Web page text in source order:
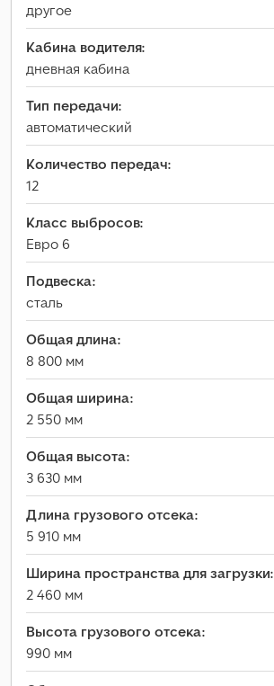
другое
Кабина водителя:
дневная кабина
Тип передачи:
автоматический
Количество передач:
12
Класс выбросов:
Евро 6
Подвеска:
сталь
Общая длина:
8 800 мм
Общая ширина:
2 550 мм
Общая высота:
3 630 мм
Длина грузового отсека:
5 910 мм
Ширина пространства для загрузки:
2 460 мм
Высота грузового отсека:
990 мм